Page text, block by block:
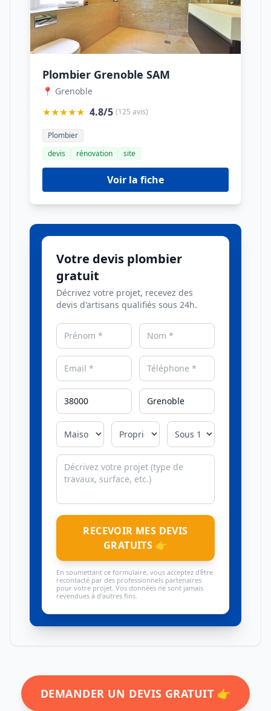
Plombier Grenoble SAM
📍 Grenoble
★★★★★ 4.8/5 (125 avis)
Plombier
devis
rénovation site
Voir la fiche
Votre devis plombier
gratuit
Décrivez votre projet, recevez des
devis d'artisans qualifiés sous 24h.
RECEVOIR MES DEVIS
GRATUITS 👉
En soumettant ce formulaire, vous acceptez d'être
recontacté par des professionnels partenaires
pour votre projet. Vos données ne sont jamais
revendues à d'autres fins.
DEMANDER UN DEVIS GRATUIT 👉